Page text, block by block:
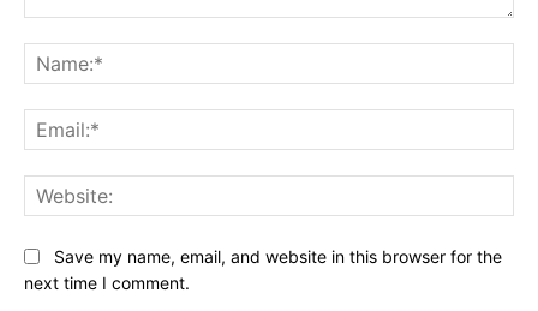
Save my name, email, and website in this browser for the
next time I comment.